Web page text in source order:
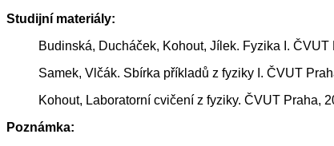
Studijní materiály:
Budinská, Ducháček, Kohout, Jílek. Fyzika I. ČVUT
Samek, Vlčák. Sbírka příkladů z fyziky I. ČVUT
Kohout, Laboratorní cvičení z fyziky. ČVUT Praha,
Poznámka: